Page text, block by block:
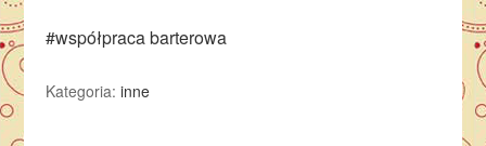
#współpraca barterowa
Kategoria:inne